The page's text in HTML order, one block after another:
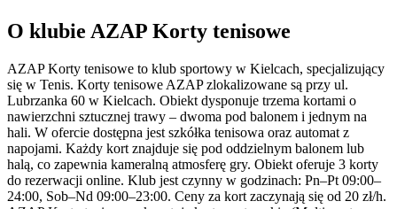
O klubie AZAP Korty tenisowe
AZAP Korty tenisowe to klub sportowy w Kielcach, specjalizujący
się w Tenis. Korty tenisowe AZAP zlokalizowane są przy ul.
Lubrzanka 60 w Kielcach. Obiekt dysponuje trzema kortami o
nawierzchni sztucznej trawy – dwoma pod balonem i jednym na
hali. W ofercie dostępna jest szkółka tenisowa oraz automat z
napojami. Każdy kort znajduje się pod oddzielnym balonem lub
halą, co zapewnia kameralną atmosferę gry. Obiekt oferuje 3 korty
do rezerwacji online. Klub jest czynny w godzinach: Pn–Pt 09:00–
24:00, Sob–Nd 09:00–23:00. Ceny za kort zaczynają się od 20 zł/h.